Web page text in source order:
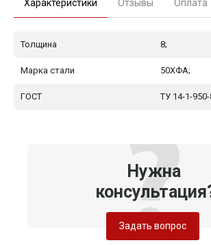
Характеристики Отзывы Оплата
Толщина 8;
Марка стали 50ХФА;
ГОСТ ТУ 14-1-950-
Нужна
Задать вопрос